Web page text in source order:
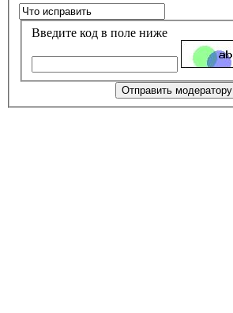
Введите код в поле ниже
Отправить модератору